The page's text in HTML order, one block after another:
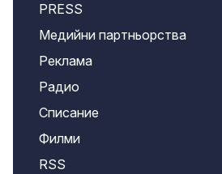
PRESS
Медийни партньорства
Реклама
Радио
Списание
Филми
RSS